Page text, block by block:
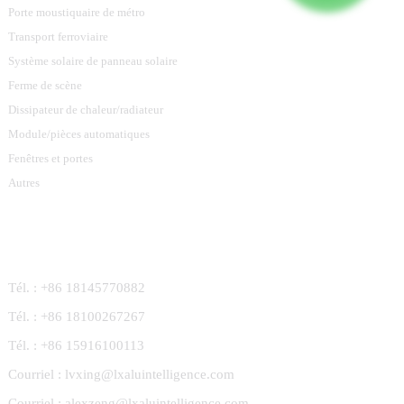
Porte moustiquaire de métro
Transport ferroviaire
Système solaire de panneau solaire
Ferme de scène
Dissipateur de chaleur/radiateur
Module/pièces automatiques
Fenêtres et portes
Autres
Tél. : +86 18145770882
Tél. : +86 18100267267
Tél. : +86 15916100113
Courriel : lvxing@lxaluintelligence.com